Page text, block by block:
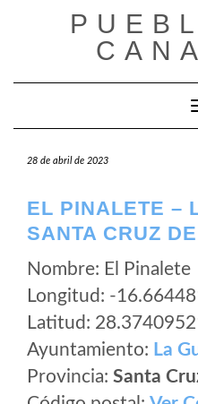
28 de abril de 2023
EL PINALETE –
SANTA CRUZ
Nombre: El Pinalete
Longitud: -
Latitud:
Ayuntamiento: La
Provincia: Santa